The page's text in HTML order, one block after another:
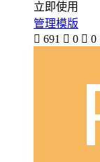
立即使用
管理模版
 691  0  0